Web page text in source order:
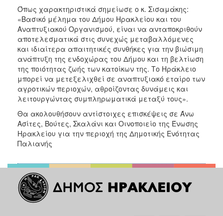
Όπως χαρακτηριστικά σημείωσε ο κ. Σισαμάκης:
«Βασικό μέλημα του Δήμου Ηρακλείου και του
Αναπτυξιακού Οργανισμού, είναι να ανταποκριθούν
αποτελεσματικά στις συνεχώς μεταβαλλόμενες
και ιδιαίτερα απαιτητικές συνθήκες για την βιώσιμη
ανάπτυξη της ενδοχώρας του Δήμου και τη βελτίωση
της ποιότητας ζωής των κατοίκων της. Το Ηράκλειο
μπορεί να μετεξελιχθεί σε αναπτυξιακό εταίρο των
αγροτικών περιοχών, αθροίζοντας δυνάμεις και
λειτουργώντας συμπληρωματικά μεταξύ τους».
Θα ακολουθήσουν αντίστοιχες επισκέψεις σε Άνω
Ασίτες, Βούτες, Σκαλάνι και Οινοποιείο της Ένωσης
Ηρακλείου για την περιοχή της Δημοτικής Ενότητας
Παλιανής